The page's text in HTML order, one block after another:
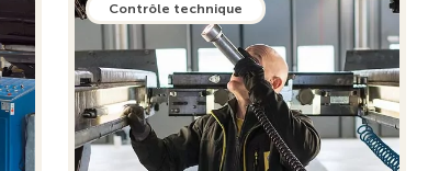
Contrôle technique